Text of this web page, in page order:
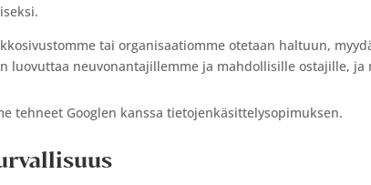
tai organisaatiomme otetaan haltuun,
luovuttaa neuvonantajillemme ja mahdollisille ostajille,
tehneet Googlen kanssa tietojenkäsittelysopimuksen.